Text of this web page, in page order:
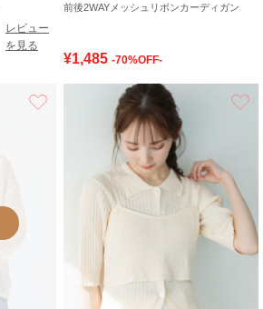
レビュー
を見る
前後2WAYメッシュリボンカーディガン
¥1,485 -70%OFF-